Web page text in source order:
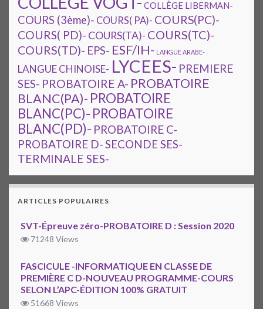
COLLÈGE LIBERMAN-
COURS (3ème)- COURS( PA)- COURS(PC)-
COURS( PD)- COURS(TA)- COURS(TC)-
COURS(TD)- EPS- ESF/IH- LANGUE ARABE-
LANGUE CHINOISE- LYCEES- PREMIERE
SES- PROBATOIRE A- PROBATOIRE
BLANC(PA)- PROBATOIRE
BLANC(PC)- PROBATOIRE
BLANC(PD)- PROBATOIRE C-
PROBATOIRE D-SECONDE SES-
TERMINALE SES-
ARTICLES POPULAIRES
SVT-Épreuve zéro-PROBATOIRE D : Session 2020
71248 Views
FASCICULE -INFORMATIQUE EN CLASSE DE
PREMIÈRE C D-NOUVEAU PROGRAMME-COURS
SELON L’APC-ÉDITION 100% GRATUIT
51668 Views